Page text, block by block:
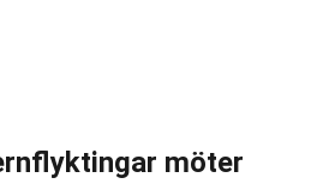
möter